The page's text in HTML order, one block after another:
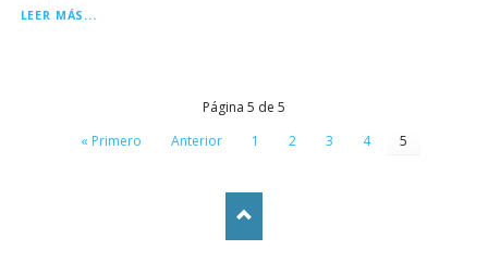
LEER MÁS...
Página 5 de 5
« Primero
Anterior 1 2 3 4 5